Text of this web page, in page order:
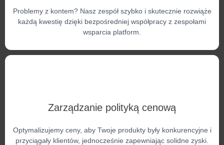
Problemy z kontem? Nasz zespół szybko i skutecznie rozwiąże
każdą kwestię dzięki bezpośredniej współpracy z zespołami
wsparcia platform.
Zarządzanie polityką cenową
Optymalizujemy ceny, aby Twoje produkty były konkurencyjne i
przyciągały klientów, jednocześnie zapewniając solidne zyski.